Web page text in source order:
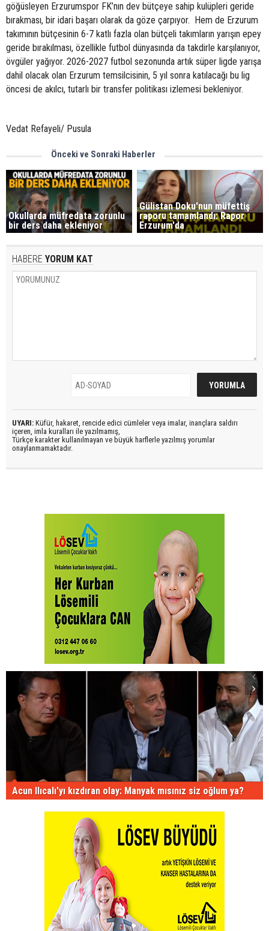
göğüsleyen Erzurumspor FK’nın dev bütçeye sahip kulüpleri geride
bırakması, bir idari başarı olarak da göze çarpıyor. Hem de Erzurum
takımının bütçesinin 6-7 katlı fazla olan bütçeli takımların yarışın epey
geride bırakılması, özellikle futbol dünyasında da takdirle karşılanıyor,
övgüler yağıyor. 2026-2027 futbol sezonunda artık süper ligde yarışa
dahil olacak olan Erzurum temsilcisinin, 5 yıl sonra katılacağı bu lig
öncesi de akılcı, tutarlı bir transfer politikası izlemesi bekleniyor.
Vedat Refayeli/ Pusula
Önceki ve Sonraki Haberler
Okullarda müfredata zorunlu
bir ders daha ekleniyor
Gülistan Doku'nun müfettiş
raporu tamamlandı: Rapor
Erzurum'da
HABERE YORUM KAT
UYARI: Küfür, hakaret, rencide edici cümleler veya imalar, inançlara saldırı
içeren, imla kuralları ile yazılmamış,
Türkçe karakter kullanılmayan ve büyük harflerle yazılmış yorumlar
onaylanmamaktadır.
Acun Ilıcalı'yı kızdıran olay: Manyak mısınız siz oğlum ya?